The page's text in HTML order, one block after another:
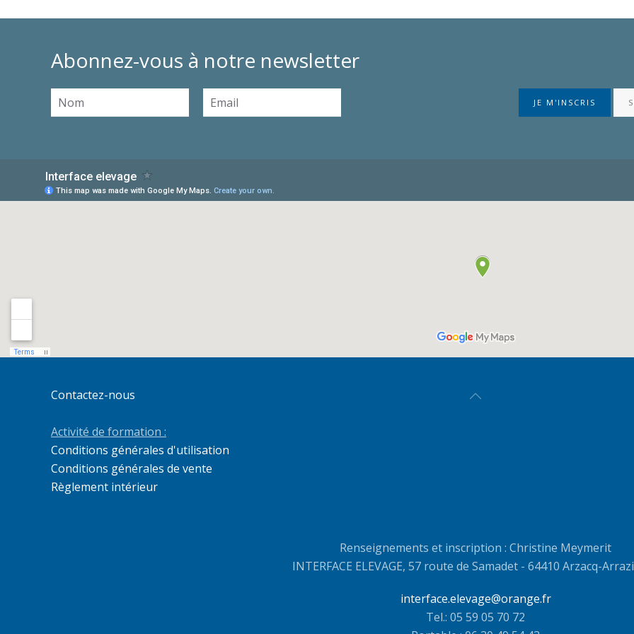
Abonnez-vous à notre newsletter
Contactez-nous
Activité de formation :
Conditions générales d'utilisation
Conditions générales de vente
Règlement intérieur
Renseignements et inscription : Christine Meymerit
INTERFACE ELEVAGE, 57 route de Samadet - 64410 Arzacq-
interface.elevage@orange.fr
Tel.: 05 59 05 70 72